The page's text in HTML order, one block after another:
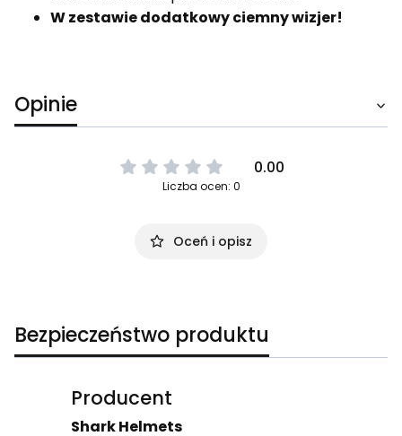
W zestawie dodatkowy ciemny wizjer!
Opinie
0.00
Liczba ocen: 0
Oceń i opisz
Bezpieczeństwo produktu
Producent
Shark Helmets